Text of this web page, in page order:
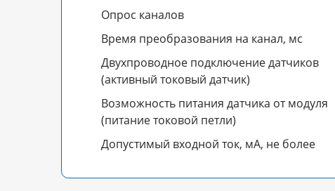
Опрос каналов
Время преобразования на канал, мс
Двухпроводное подключение датчиков
(активный токовый датчик)
Возможность питания датчика от модуля
(питание токовой петли)
Допустимый входной ток, мА, не более